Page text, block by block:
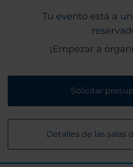
Tu evento está a
¡Empezar a
Solicitar
Detalles de las salas